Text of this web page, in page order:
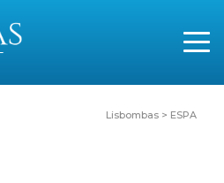
Lisbombas > ESPA